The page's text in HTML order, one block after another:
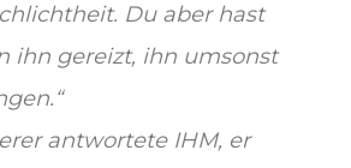
Du aber hast
ihn gereizt, ihn umsonst
antwortete IHM, er